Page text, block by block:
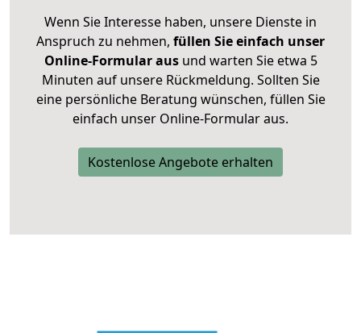
Wenn Sie Interesse haben, unsere Dienste in
Anspruch zu nehmen, füllen Sie einfach unser
Online-Formular ausund warten Sie etwa 5
Minuten auf unsere Rückmeldung. Sollten Sie
eine persönliche Beratung wünschen, füllen Sie
einfach unser Online-Formular aus.
Kostenlose Angebote erhalten